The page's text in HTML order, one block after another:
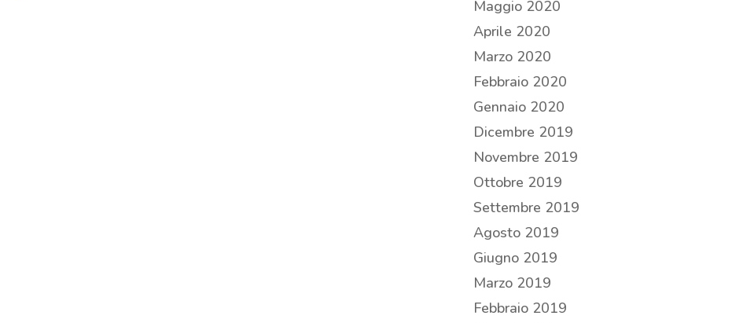
Maggio 2020
Aprile 2020
Marzo 2020
Febbraio 2020
Gennaio 2020
Dicembre 2019
Novembre 2019
Ottobre 2019
Settembre 2019
Agosto 2019
Giugno 2019
Marzo 2019
Febbraio 2019